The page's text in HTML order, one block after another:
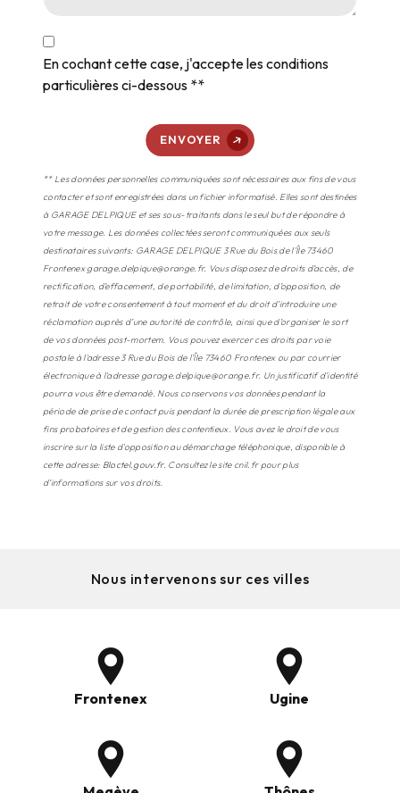
En cochant cette case, j'accepte les conditions
particulières ci-dessous **
ENVOYER
** Les données personnelles communiquées sont nécessaires aux fins de vous
contacter et sont enregistrées dans un fichier informatisé. Elles sont destinées
à GARAGE DELPIQUE et ses sous-traitants dans le seul but de répondre à
votre message. Les données collectées seront communiquées aux seuls
destinataires suivants: GARAGE DELPIQUE 3 Rue du Bois de l'Île 73460
Frontenex garage.delpique@orange.fr. Vous disposez de droits d’accès, de
rectification, d’effacement, de portabilité, de limitation, d’opposition, de
retrait de votre consentement à tout moment et du droit d’introduire une
réclamation auprès d’une autorité de contrôle, ainsi que d’organiser le sort
de vos données post-mortem. Vous pouvez exercer ces droits par voie
postale à l'adresse 3 Rue du Bois de l'Île 73460 Frontenex ou par courrier
électronique à l'adresse garage.delpique@orange.fr. Un justificatif d'identité
pourra vous être demandé. Nous conservons vos données pendant la
période de prise de contact puis pendant la durée de prescription légale aux
fins probatoires et de gestion des contentieux. Vous avez le droit de vous
inscrire sur la liste d'opposition au démarchage téléphonique, disponible à
cette adresse: Bloctel.gouv.fr. Consultez le site cnil.fr pour plus
d’informations sur vos droits.
Nous intervenons sur ces villes
Frontenex Ugine